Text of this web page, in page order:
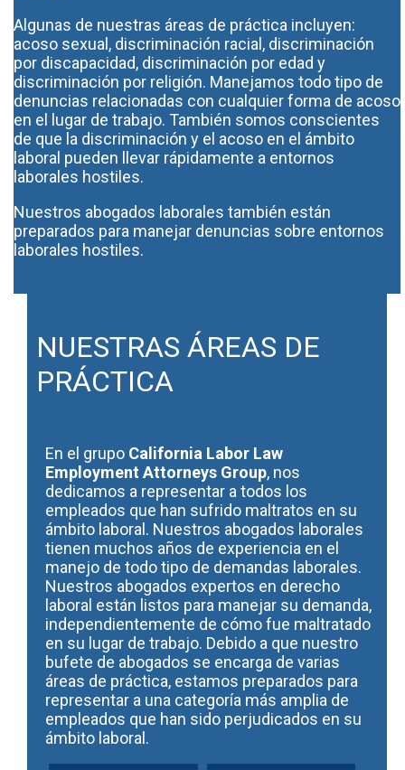
Algunas de nuestras áreas de práctica incluyen:
acoso sexual, discriminación racial, discriminación
por discapacidad, discriminación por edad y
discriminación por religión. Manejamos todo tipo de
denuncias relacionadas con cualquier forma de acoso
en el lugar de trabajo. También somos conscientes
de que la discriminación y el acoso en el ámbito
laboral pueden llevar rápidamente a entornos
laborales hostiles.
Nuestros abogados laborales también están
preparados para manejar denuncias sobre entornos
laborales hostiles.
NUESTRAS ÁREAS DE
PRÁCTICA
En el grupo California Labor Law
Employment Attorneys Group, nos
dedicamos a representar a todos los
empleados que han sufrido maltratos en su
ámbito laboral. Nuestros abogados laborales
tienen muchos años de experiencia en el
manejo de todo tipo de demandas laborales.
Nuestros abogados expertos en derecho
laboral están listos para manejar su demanda,
independientemente de cómo fue maltratado
en su lugar de trabajo. Debido a que nuestro
bufete de abogados se encarga de varias
áreas de práctica, estamos preparados para
representar a una categoría más amplia de
empleados que han sido perjudicados en su
ámbito laboral.